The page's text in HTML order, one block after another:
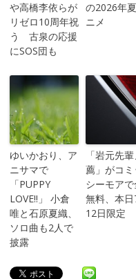
や高橋李依らが
リゼロ10周年祝
う 古泉の応援
にSOS団も
の2026年
ニメ
ゆいかおり、ア
ニサマで
「PUPPY
LOVE!!」 小倉
唯と石原夏織、
ソロ曲も2人で
披露
「岩元先
薦」がコミ
シーモア
無料、本日
12日限定